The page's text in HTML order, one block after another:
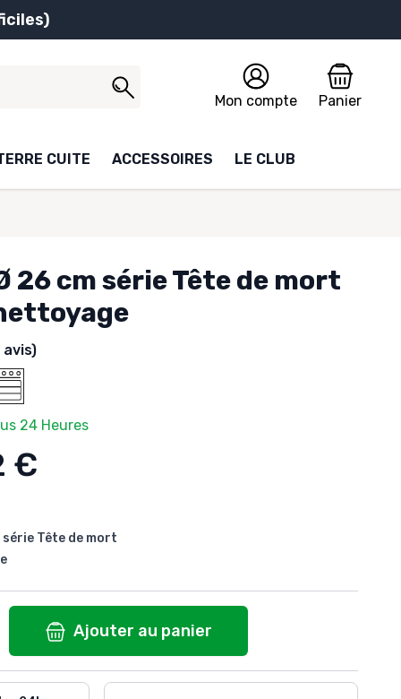
Mon compte Panier
CUITE ACCESSOIRES LE CLUB
26 cm série Tête de mort
avis)
24 Heures
€
Tête de mort
Ajouter au panier